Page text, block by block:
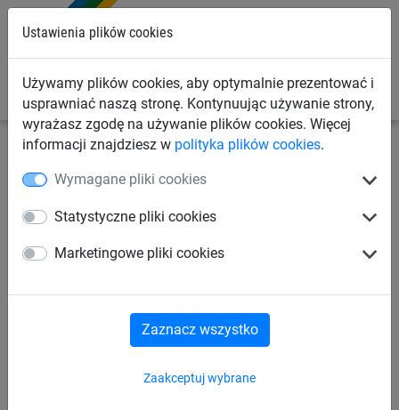
Ustawienia plików cookies
Używamy plików cookies, aby optymalnie prezentować i
usprawniać naszą stronę. Kontynuując używanie strony,
wyrażasz zgodę na używanie plików cookies. Więcej
informacji znajdziesz w polityka plików cookies.
Wymagane pliki cookies
Statystyczne pliki cookies
Marketingowe pliki cookies
Zaakceptuj wybrane
Zaznacz wszystko
Linka napinająca, z
haczykami (ø 8 mm)